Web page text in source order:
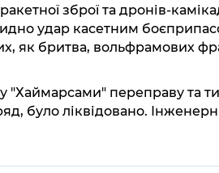
зброї та дронів-
удар касетним
як бритва, вольфрамових
"Хаймарсами" переправу та
було ліквідовано.